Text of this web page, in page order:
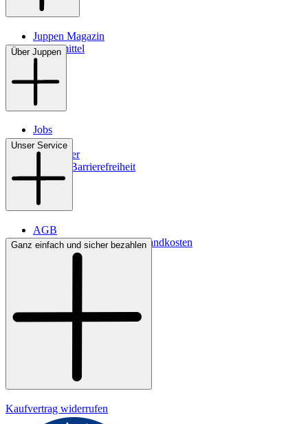
Juppen Magazin
Pflegemittel
Über Juppen
Jobs
Filialen
Newsletter
Digitale Barrierefreiheit
Unser Service
AGB
Lieferbedingungen & Versandkosten
Bezahlung
Ganz einfach und sicher bezahlen
Kaufvertrag widerrufen